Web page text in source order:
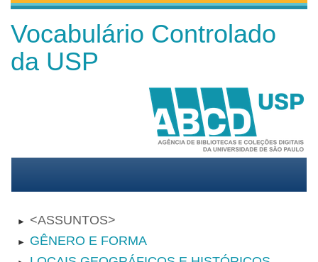
Vocabulário Controlado
da USP
► ASSUNTOS
► GÊNERO E FORMA